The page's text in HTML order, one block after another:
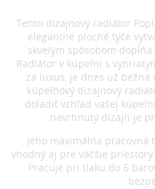
Tento dizajnový radiátor
elegantné ploché tyče
skvelým spôsobom
Radiátor v kúpeľni s
za luxus, je dnes už bežná
kúpeľňový dizajnový
doladiť vzhľad vašej
navrhnutý dizajn je
Jeho maximálna pracovná
vhodný aj pre väčšie
Pracuje pri tlaku do 6